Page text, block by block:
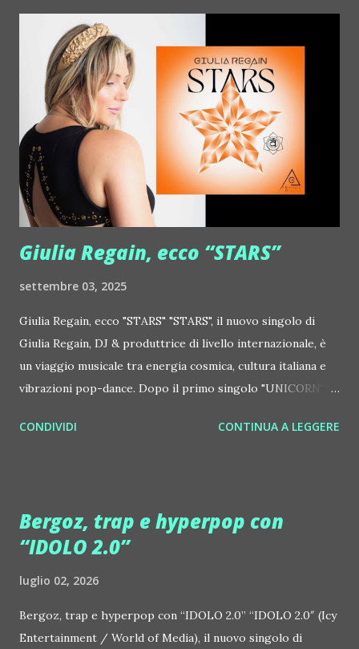
Deian :: http://www.myspace.com/deiansong Dixon ::
http://www.myspace.com/justdixon Frivolous ::
http://www.myspace.com/frivolouslive Frost ::
http://www.myspace.com/frostnorway Gonzales ::
http://www.myspace.com/gonzpiration Italian Laptop
Orchestra feat. Alessio Bertallot Jimmy Edgar ::
http://www.myspace.com/colorstrip Jon Hopkins ::
http://www.myspace.com/jonhopkins Le Luci della
Centrale Elettrica Loco Dice ::
http://www.myspace.com/locod...
Giulia Regain, ecco “STARS”
settembre 03, 2025
Giulia Regain, ecco "STARS" "STARS", il nuovo singolo di
Giulia Regain, DJ & produttrice di livello internazionale, è
un viaggio musicale tra energia cosmica, cultura italiana e
vibrazioni pop-dance. Dopo il primo singolo "UNICORN",
seconda release intitolata "STARS", interpretata dalla voce
tra Giulia Regain e Dhany, già insieme in precedenti
produzioni come "My Memories" (Universal) e "We Are
connessione universale: un invito a riscoprire la nostra
natura di starseed, figli delle stelle, capaci di portare luce,
creatività ed empatia nel mondo. Con "STARS" Giulia Regain
CONDIVIDI CONTINUA A LEGGERE
Bergoz, trap e hyperpop con
“IDOLO 2.0”
luglio 02, 2026
Bergoz, trap e hyperpop con “IDOLO 2.0” “IDOLO 2.0″ (Icy
Entertainment / World of Media), il nuovo singolo di